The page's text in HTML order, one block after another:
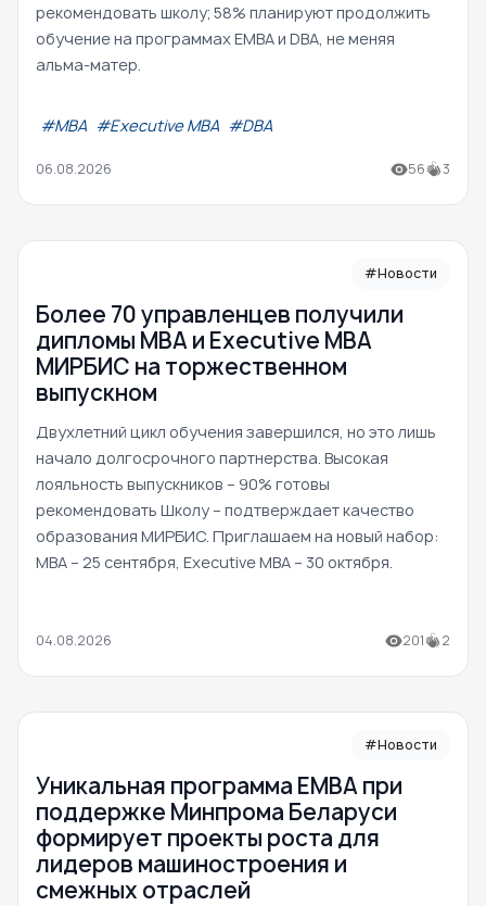
рекомендовать школу; 58% планируют продолжить
обучение на программах EMBA и DBA, не меняя
альма-матер.
#МВА #Executive MBA #DBA
06.08.2026 56 3
#Новости
Более 70 управленцев получили
дипломы MBA и Executive MBA
МИРБИС на торжественном
выпускном
Двухлетний цикл обучения завершился, но это лишь
начало долгосрочного партнерства. Высокая
лояльность выпускников – 90% готовы
рекомендовать Школу – подтверждает качество
образования МИРБИС. Приглашаем на новый набор:
MBA – 25 сентября, Executive MBA – 30 октября.
04.08.2026 201 2
#Новости
Уникальная программа ЕМВА при
поддержке Минпрома Беларуси
формирует проекты роста для
лидеров машиностроения и
смежных отраслей